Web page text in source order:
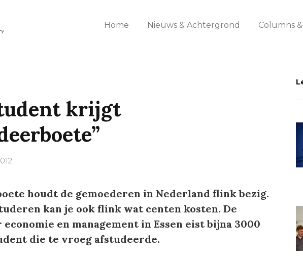
Home Nieuws & Achtergrond Columns
krijgt
houdt de gemoederen in Nederland flink bezig.
kan je ook flink wat centen kosten. De
en management in Essen eist bijna 3000
die te vroeg afstudeerde.